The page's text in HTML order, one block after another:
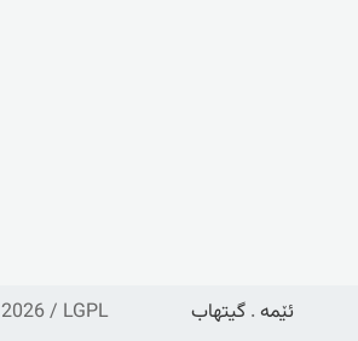
2026 / LGPL ئێمە . گیتهاب